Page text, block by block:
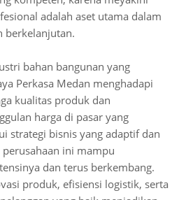
adalah aset utama dalam
berkelanjutan.
bahan bangunan yang
Perkasa Medan menghadapi
kualitas produk dan
harga di pasar yang
strategi bisnis yang adaptif dan
ini mampu
dan terus berkembang.
produk, efisiensi logistik, serta